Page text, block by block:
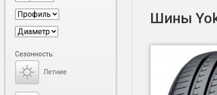
Шины
Сезонность:
Летние